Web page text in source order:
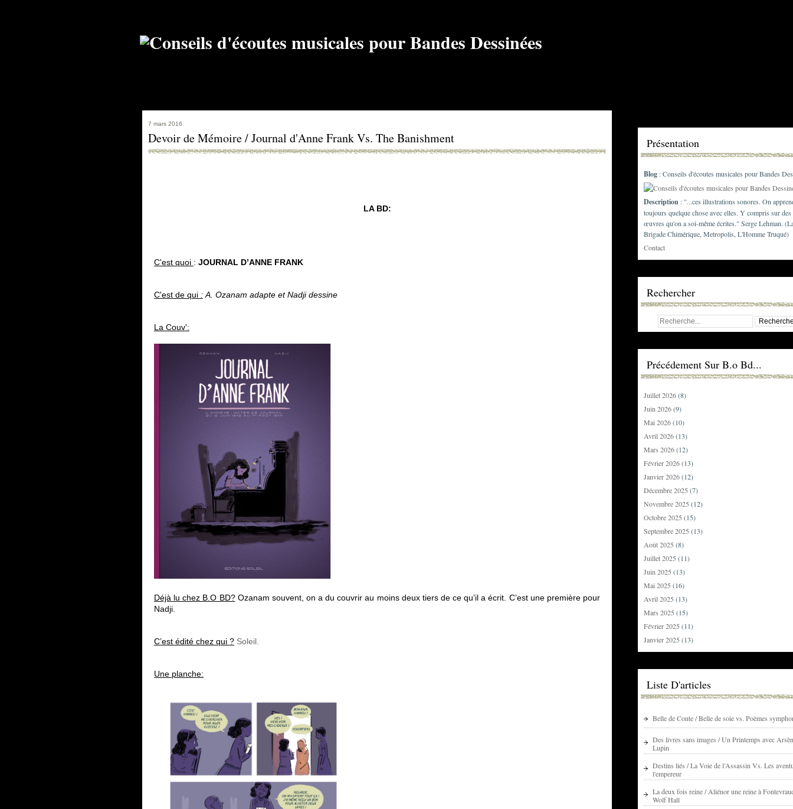
7 mars 2016
Devoir de Mémoire / Journal d'Anne Frank Vs. The Banishment
LA BD:
C'est quoi : JOURNAL D’ANNE FRANK
C'est de qui : A. Ozanam adapte et Nadji dessine
La Couv':
Déjà lu chez B.O BD?Ozanam souvent, on a du couvrir au moins deux tiers de ce qu’il a écrit. C’est une première pour
Nadji.
C’est édité chez qui ? Soleil.
Une planche:
Présentation
Blog : Conseils d'écoutes musicales pour Bandes
Description : "...ces illustrations sonores. On
toujours quelque chose avec elles. Y compris sur des
œuvres qu'on a soi-même écrites." Serge Lehman.
Brigade Chimérique, Metropolis, L'Homme Truqué)
Contact
Rechercher
Précédement Sur B.o Bd...
Juillet 2026(8)
Juin 2026(9)
Mai 2026(10)
Avril 2026(13)
Mars 2026(12)
Février 2026(13)
Janvier 2026(12)
Décembre 2025 (7)
Novembre 2025 (12)
Octobre 2025 (15)
Septembre 2025 (13)
Août 2025 (8)
Juillet 2025 (11)
Juin 2025 (13)
Mai 2025 (16)
Avril 2025 (13)
Mars 2025 (15)
Février 2025 (11)
Janvier 2025 (13)
Liste D'articles
Belle de Conte / Belle de soie vs. Poèmes
Des livres sans images / Un Printemps avec
Lupin
Destins liés / La Voie de l'Assassin Vs. Les
l'empereur
La deux fois reine / Aliénor une reine à
Wolf Hall